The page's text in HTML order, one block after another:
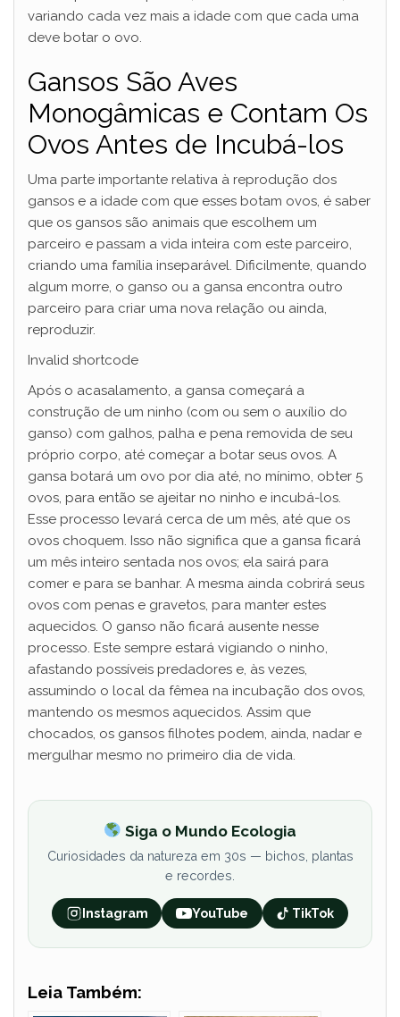
variando cada vez mais a idade com que cada uma
deve botar o ovo.
Gansos São Aves
Monogâmicas e Contam Os
Ovos Antes de Incubá-los
Uma parte importante relativa à reprodução dos
gansos e a idade com que esses botam ovos, é saber
que os gansos são animais que escolhem um
parceiro e passam a vida inteira com este parceiro,
criando uma família inseparável. Dificilmente, quando
algum morre, o ganso ou a gansa encontra outro
parceiro para criar uma nova relação ou ainda,
reproduzir.
Invalid shortcode
Após o acasalamento, a gansa começará a
construção de um ninho (com ou sem o auxílio do
ganso) com galhos, palha e pena removida de seu
próprio corpo, até começar a botar seus ovos. A
gansa botará um ovo por dia até, no mínimo, obter 5
ovos, para então se ajeitar no ninho e incubá-los.
Esse processo levará cerca de um mês, até que os
ovos choquem. Isso não significa que a gansa ficará
um mês inteiro sentada nos ovos; ela sairá para
comer e para se banhar. A mesma ainda cobrirá seus
ovos com penas e gravetos, para manter estes
aquecidos. O ganso não ficará ausente nesse
processo. Este sempre estará vigiando o ninho,
afastando possíveis predadores e, às vezes,
assumindo o local da fêmea na incubação dos ovos,
mantendo os mesmos aquecidos. Assim que
chocados, os gansos filhotes podem, ainda, nadar e
mergulhar mesmo no primeiro dia de vida.
Siga o Mundo Ecologia
Curiosidades da natureza em 30s — bichos, plantas
e recordes.
Instagram YouTube TikTok
Leia Também: